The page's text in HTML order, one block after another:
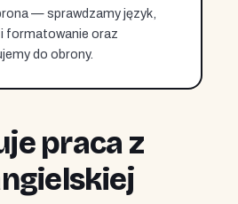
— sprawdzamy język,
formatowanie oraz
do obrony.
praca z